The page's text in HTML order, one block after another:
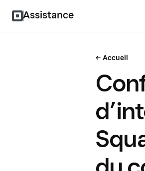
Assistance
Accueil